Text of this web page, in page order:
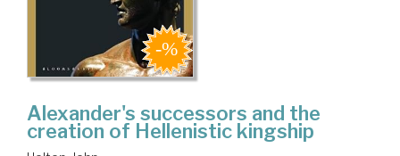
Alexander's successors and the
creation of Hellenistic kingship